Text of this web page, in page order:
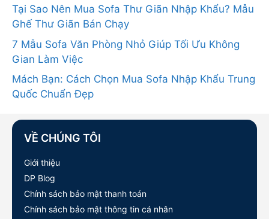
Tại Sao Nên Mua Sofa Thư Giãn Nhập Khẩu? Mẫu
Ghế Thư Giãn Bán Chạy
7 Mẫu Sofa Văn Phòng Nhỏ Giúp Tối Ưu Không
Gian Làm Việc
Mách Bạn: Cách Chọn Mua Sofa Nhập Khẩu Trung
Quốc Chuẩn Đẹp
VỀ CHÚNG TÔI
Giới thiệu
DP Blog
Chính sách bảo mật thanh toán
Chính sách bảo mật thông tin cá nhân